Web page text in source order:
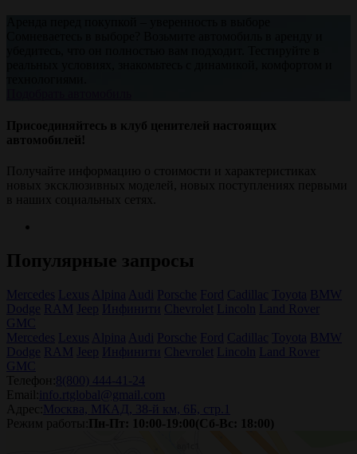
Присоединяйтесь в клуб ценителей настоящих
автомобилей!
Получайте информацию о стоимости и характеристиках
новых эксклюзивных моделей, новых поступлениях первыми
в наших социальных сетях.
Популярные запросы
Mercedes Lexus Alpina Audi Porsche Ford Cadillac Toyota BMW
Dodge RAM Jeep Инфинити Chevrolet Lincoln
Land Rover
GMC
Mercedes Lexus Alpina Audi Porsche Ford Cadillac Toyota BMW
Dodge RAM Jeep Инфинити Chevrolet Lincoln
Land Rover
GMC
Телефон: 8(800) 444-41-24
Email:
info.rtglobal@gmail.com
Адрес:
Москва, МКАД, 38-й км, 6Б, стр.1
Режим работы:
Пн-Пт: 10:00-19:00(Сб-Вс: 18:00)